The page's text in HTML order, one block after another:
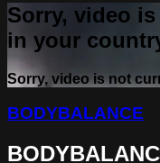
Sorry, video
in your
Sorry, video is not
BODYBALANCE